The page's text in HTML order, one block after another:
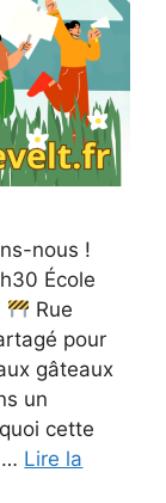
nous !
École
Rue
pour
gâteaux
un
cette
… Lire la